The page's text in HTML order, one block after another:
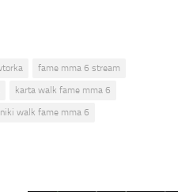
fame mma 6 stream
karta walk fame mma 6
walk fame mma 6